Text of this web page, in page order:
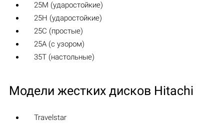
25M (ударостойкие)
25H (ударостойкие)
25C (простые)
25A (с узором)
35T (настольные)
Модели жестких дисков Hitachi
Travelstar